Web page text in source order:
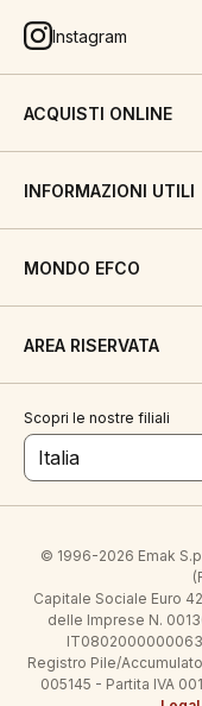
Instagram
ACQUISTI ONLINE
INFORMAZIONI UTILI
MONDO EFCO
AREA RISERVATA
Scopri le nostre filiali
Italia
© 1996-2026 Emak
Capitale Sociale Euro
delle Imprese N.
Registro Pile/
005145 - Partita IVA